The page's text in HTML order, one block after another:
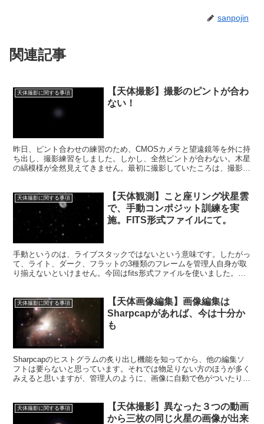
sanpojin
関連記事
天体撮影に関する事項
【天体撮影】撮影のピントが合わ
ない！
昨日、ピント合わせの練習のため、CMOSカメラと望遠鏡等を外に持
ち出し、撮影練習をしました。しかし、全然ピントが合わない。木星
の縞模様が全然見えてきません。最初に撮影していたころは、撮影時
天体撮影に関する事項
【天体観測】こと座リング状星雲
で、手動コンポジット訓練を実
施。FITS形式ファイルにて。
手動というのは、ライブスタックではないという意味です。したがっ
て、ライト、ダーク、フラットの3種類のフレームを管理人自身が取
り揃えないといけません。今回はfits形式ファイルを使いました。こ
天体撮影に関する事項
【天体画像編集】画像編集は
Sharpcapがあれば、今は十分か
も
Sharpcapのヒストグラムの炙り出し機能を知ってから、他の編集ソ
フトは要らないと思っています。それでは物足りない方のほうが多く
みえると思いますが、管理人のように、画像に自動で色がついたりす
天体撮影に関する事項
【天体撮影】異なった３つの動画
から三枚の同じ火星の画像が出来